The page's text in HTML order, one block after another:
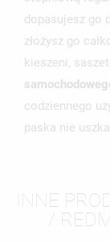
dopasujesz go
złożysz go
kieszeni,
codziennego
paska nie
INNE
/